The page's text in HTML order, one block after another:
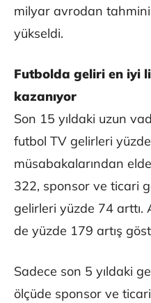
milyar avrodan
yükseldi.
Futbolda geliri en iyi
kazanıyor
Son 15 yıldaki uzun
futbol TV gelirleri
müsabakalarından
322, sponsor ve ticari
gelirleri yüzde 74 arttı.
de yüzde 179 artış
Sadece son 5 yıldaki
ölçüde sponsor ve